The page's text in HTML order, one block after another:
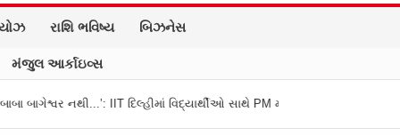
રાશિ ભવિષ્ય બિઝનેસ
મંજુલ આર્કાઇવ્સ
દિલ્હીમાં વિદ્યાર્થીઓ સાથે PM મોદીનો રમુજી સંવાદ થાણે: શાળાના